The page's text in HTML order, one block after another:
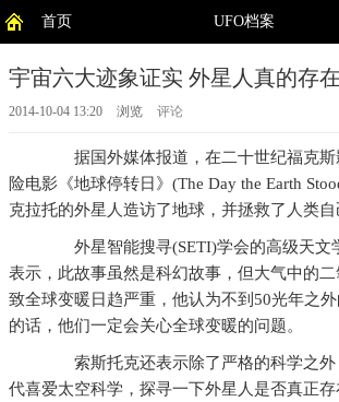
首页 UFO档案
宇宙六大迹象证实 外星人真的存在
2014-10-04 13:20 浏览 评论
据国外媒体报道，在二十世纪福克斯
险电影《地球停转日》(The Day the Earth
克拉托的外星人造访了地球，并拯救了人类自
外星智能搜寻(SETI)学会的高级天文
表示，此故事虽然是科幻故事，但大气中的
致全球变暖日趋严重，他认为不到50光年之
的话，他们一定会关心全球变暖的问题。
索斯托克还表示除了严格的科学之外
代喜爱太空科学，探寻一下外星人是否真正